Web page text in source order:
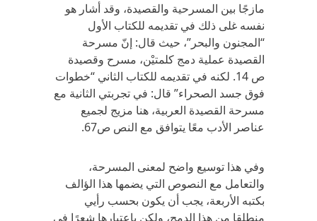
مازجًا بين المسرحية والقصيدة، وقد أشار هو
نفسه غلى ذلك في تقديمه للكتاب الأول
“المجنون والبحر”، حيث قال: إنّ مسرحة
القصيدة عملية دمج كلمتيْن، مسرح وقصيدة
ص 14. لكنه في تقديمه للكتاب الثاني “خطوات
فوق جسد الصحراء” قال: في تجربتي الثانية مع
مسرحة القصيدة العربية، هنا مزيج لجميع
عناصر الأدب معًا يتوافق مع النص ص67.
وفي هذا توسيع واضح لمعنى المسرحة،
والتعامل مع النصوص التي يضمها هذا الؤالف
بكتبه الأربعة، يجب أن يكون بحسب رأيي
منطلقا من هذا الدمج، ولكن باعتبارها شعرًا في